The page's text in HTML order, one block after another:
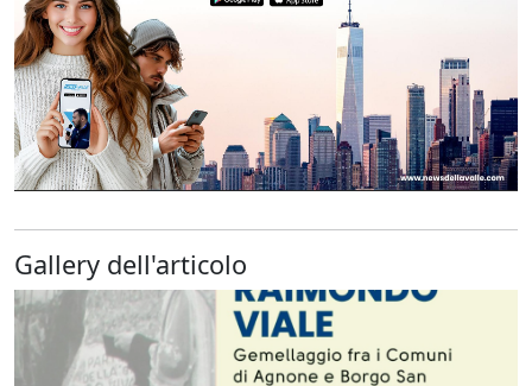
Gallery dell'articolo